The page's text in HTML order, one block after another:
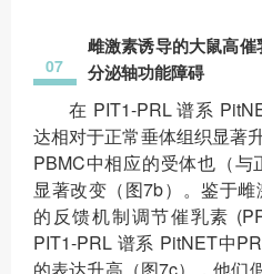
07
雌激素诱导的大鼠高
分泌轴功能障碍
在 PIT1-PRL 谱系
达相对于正常垂体组织显著
PBMC中相应的受体也（与
显著改变（图7b）。鉴于
的反馈机制调节催乳素
PIT1-PRL 谱系 PitNET中
的表达升高（图7c），他们